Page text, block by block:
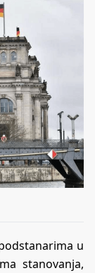
u
stanovanja,